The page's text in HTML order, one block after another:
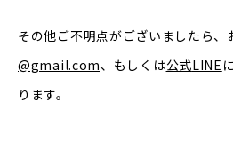
その他ご不明点がございましたら、
@gmail.com、もしくは公式LINE
ります。